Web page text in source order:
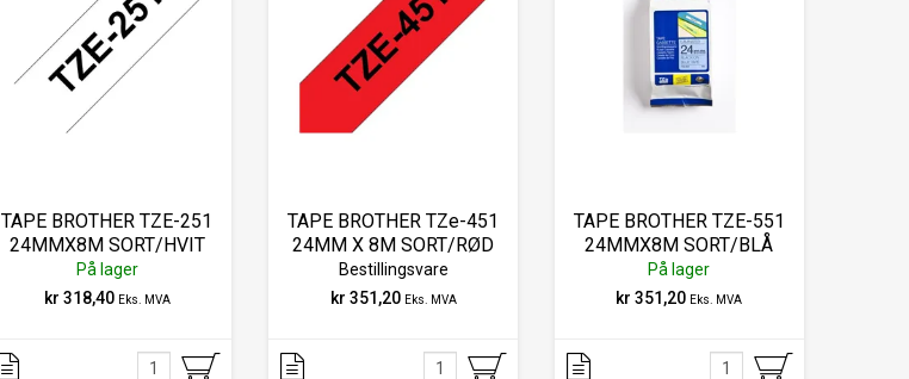
TAPE BROTHER TZE-251
24MMX8M SORT/HVIT
På lager
kr 318,40 Eks. MVA
TAPE BROTHER TZe-451
24MM X 8M SORT/RØD
Bestillingsvare
kr 351,20 Eks. MVA
TAPE BROTHER TZE-551
24MMX8M SORT/BLÅ
På lager
kr 351,20 Eks. MVA